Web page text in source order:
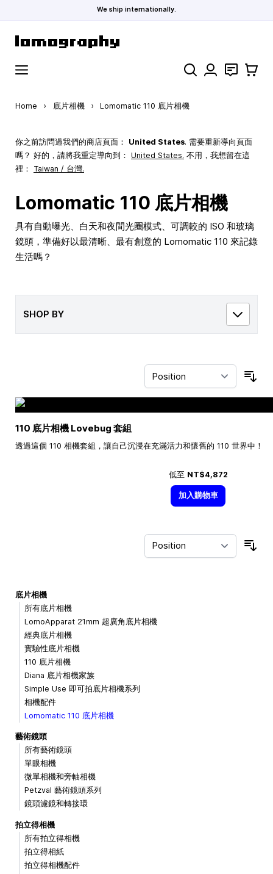
We ship internationally.
Search 聯絡 購物車
Home › 底片相機 › Lomomatic 110 底片相機
你之前訪問過我們的商店頁面： United States. 需要重新導向頁面
嗎？ 好的，請將我重定導向到： United States. 不用，我想留在這
裡： Taiwan / 台灣.
Lomomatic 110 底片相機
具有自動曝光、白天和夜間光圈模式、可調較的 ISO 和玻璃
鏡頭，準備好以最清晰、最有創意的 Lomomatic 110 來記錄
生活嗎？
SHOP BY
110 底片相機 Lovebug 套組
透過這個 110 相機套組，讓自己沉浸在充滿活力和懷舊的 110 世界中！
低至 NT$4,872
加入購物車
底片相機
所有底片相機
LomoApparat 21mm 超廣角底片相機
經典底片相機
實驗性底片相機
110 底片相機
Diana 底片相機家族
Simple Use 即可拍底片相機系列
相機配件
Lomomatic 110 底片相機
藝術鏡頭
所有藝術鏡頭
單眼相機
微單相機和旁軸相機
Petzval 藝術鏡頭系列
鏡頭濾鏡和轉接環
拍立得相機
所有拍立得相機
拍立得相紙
拍立得相機配件